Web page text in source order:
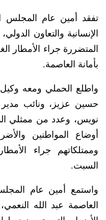
تفقد أمين عام المجلس
الإنسانية والتعاون
المتضررة جراء الأمطار
بأمانة العاصمة.
واطلع الحملي ومعه وكيل
حسين عزيز، ونائب مدير
نويس، وعدد من ممثلي
أوضاع المواطنين
وممتلكاتهم جراء
السبت.
واستمع أمين عام
العاصمة عبد الله